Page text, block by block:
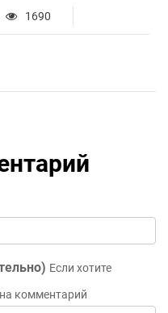
1690
Если хотите
комментарий